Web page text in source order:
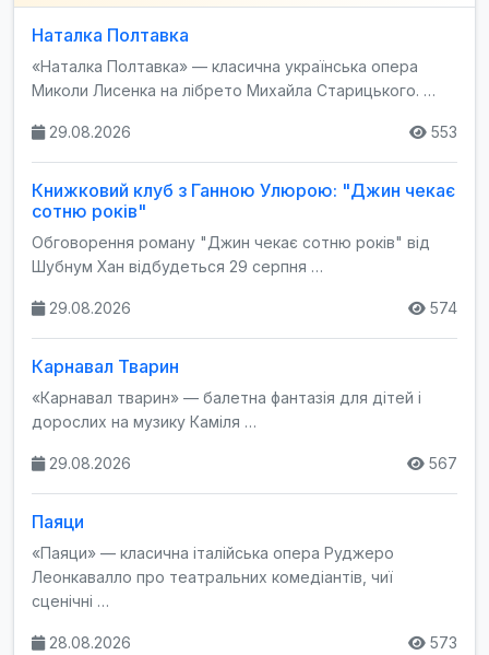
Наталка Полтавка
«Наталка Полтавка» — класична українська опера
Миколи Лисенка на лібрето Михайла Старицького. …
29.08.2026 553
Книжковий клуб з Ганною Улюрою: "Джин чекає
сотню років"
Обговорення роману "Джин чекає сотню років" від
Шубнум Хан відбудеться 29 серпня …
29.08.2026 574
Карнавал Тварин
«Карнавал тварин» — балетна фантазія для дітей і
дорослих на музику Каміля …
29.08.2026 567
Паяци
«Паяци» — класична італійська опера Руджеро
Леонкавалло про театральних комедіантів, чиї
сценічні …
28.08.2026 573